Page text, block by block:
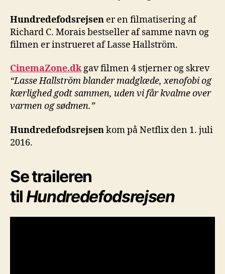
Hundredefodsrejsen er en filmatisering af
Richard C. Morais bestseller af samme navn og
filmen er instrueret af Lasse Hallström.
CinemaZone.dkgav filmen 4 stjerner og skrev
“Lasse Hallström blander madglæde, xenofobi og
kærlighed godt sammen, uden vi får kvalme over
varmen og sødmen.”
Hundredefodsrejsenkom på Netflix den 1. juli
2016.
Se traileren
tilHundredefodsrejsen